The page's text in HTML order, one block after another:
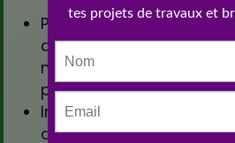
Permet
d’aménager
n’importe quelle
pièce d’eau
Installation
discrète et